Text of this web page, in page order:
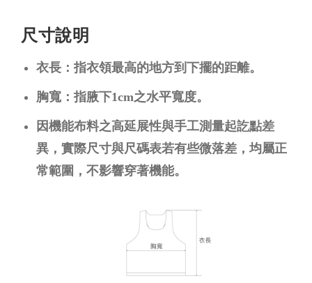
尺寸說明
衣長：指衣領最高的地方到下擺的距離。
胸寬：指腋下1cm之水平寬度。
因機能布料之高延展性與手工測量起訖點差
異，實際尺寸與尺碼表若有些微落差，均屬正
常範圍，不影響穿著機能。